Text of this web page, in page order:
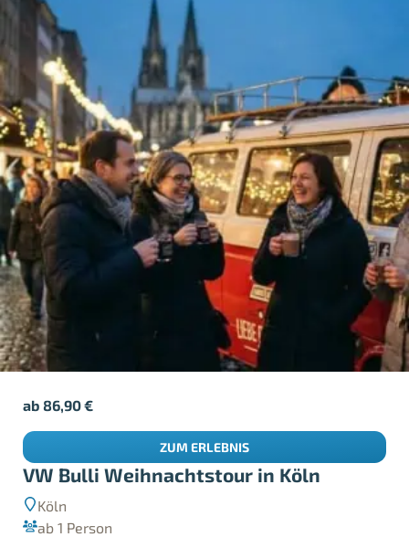
VW Bulli Weihnachtstour in Köln
Köln
ab 1 Person
ab86,90€
ZUM ERLEBNIS